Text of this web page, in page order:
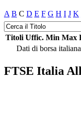
A B C D E F G H I J K
Titoli Uffic. Min Max
Dati di borsa
FTSE Italia